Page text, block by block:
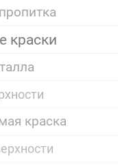
краски
краска